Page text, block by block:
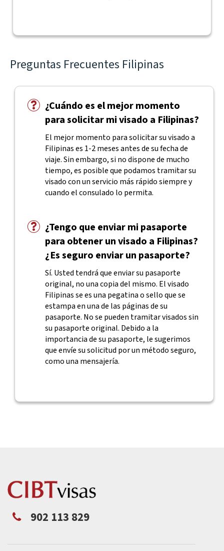
Preguntas Frecuentes Filipinas
¿Cuándo es el mejor momento
para solicitar mi visado a Filipinas?
El mejor momento para solicitar su visado a
Filipinas es 1-2 meses antes de su fecha de
viaje. Sin embargo, si no dispone de mucho
tiempo, es posible que podamos tramitar su
visado con un servicio más rápido siempre y
cuando el consulado lo permita.
¿Tengo que enviar mi pasaporte
para obtener un visado a Filipinas?
¿Es seguro enviar un pasaporte?
Sí. Usted tendrá que enviar su pasaporte
original, no una copia del mismo. El visado
Filipinas se es una pegatina o sello que se
estampa en una de las páginas de su
pasaporte. No se pueden tramitar visados sin
su pasaporte original. Debido a la
importancia de su pasaporte, le sugerimos
que envíe su solicitud por un método seguro,
como una mensajería.
902 113 829